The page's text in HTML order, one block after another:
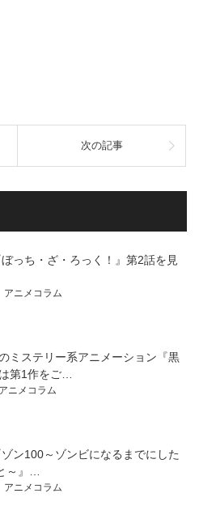
次の記事
っち・ざ・ろっく！』第2話を見
アニメコラム
ミステリー系アニメーション『黒
第1作をご…
アニメコラム
ン100～ゾンビになるまでにした
～』…
アニメコラム